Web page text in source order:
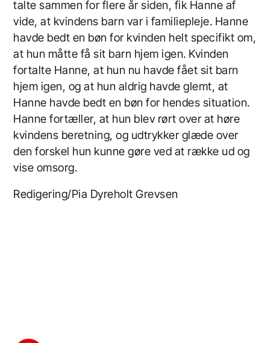
talte sammen for flere år siden, fik Hanne af
vide, at kvindens barn var i familiepleje. Hanne
havde bedt en bøn for kvinden helt specifikt om,
at hun måtte få sit barn hjem igen. Kvinden
fortalte Hanne, at hun nu havde fået sit barn
hjem igen, og at hun aldrig havde glemt, at
Hanne havde bedt en bøn for hendes situation.
Hanne fortæller, at hun blev rørt over at høre
kvindens beretning, og udtrykker glæde over
den forskel hun kunne gøre ved at række ud og
vise omsorg.
Redigering/Pia Dyreholt Grevsen